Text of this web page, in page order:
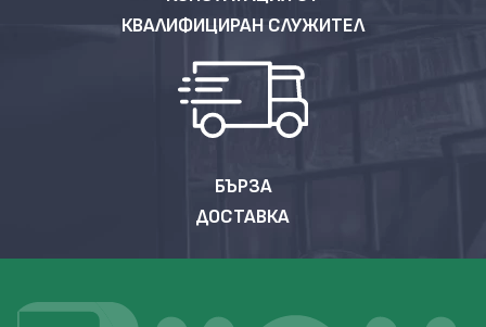
КВАЛИФИЦИРАН СЛУЖИТЕЛ
БЪРЗА
ДОСТАВКА